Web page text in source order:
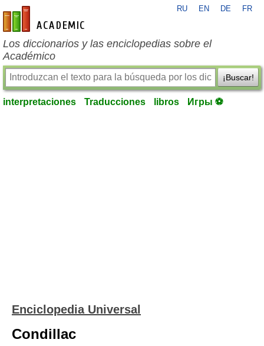
es-academic.com
RU EN DE FR
Los diccionarios y las enciclopedias sobre el
Académico
¡Buscar!
interpretaciones Traducciones libros Игры ⚽
Enciclopedia Universal
Condillac